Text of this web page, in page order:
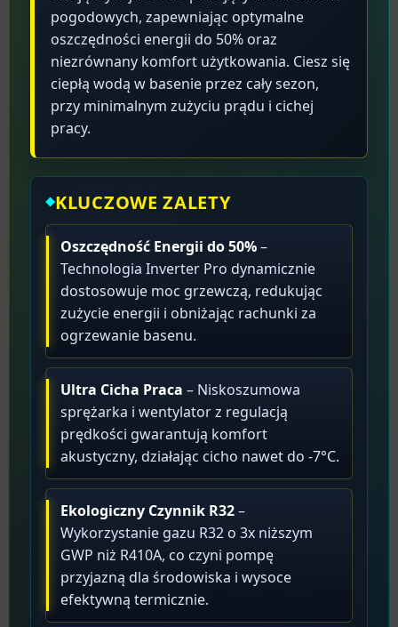
pogodowych, zapewniając optymalne
oszczędności energii do 50% oraz
niezrównany komfort użytkowania. Ciesz się
ciepłą wodą w basenie przez cały sezon,
przy minimalnym zużyciu prądu i cichej
pracy.
KLUCZOWE ZALETY
Oszczędność Energii do 50%–
Technologia Inverter Pro dynamicznie
dostosowuje moc grzewczą, redukując
zużycie energii i obniżając rachunki za
ogrzewanie basenu.
Ultra Cicha Praca – Niskoszumowa
sprężarka i wentylator z regulacją
prędkości gwarantują komfort
akustyczny, działając cicho nawet do -7°C.
Ekologiczny Czynnik R32–
Wykorzystanie gazu R32 o 3x niższym
GWP niż R410A, co czyni pompę
przyjazną dla środowiska i wysoce
efektywną termicznie.